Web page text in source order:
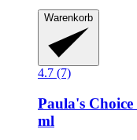
Warenkorb
4.7 (7)
Paula's Choice
ml